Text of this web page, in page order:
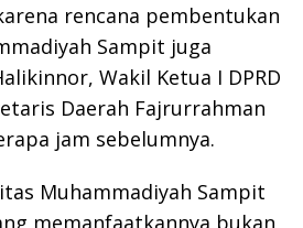
rencana pembentukan
Sampit juga
Wakil Ketua I DPRD
Daerah Fajrurrahman
jam sebelumnya.
Muhammadiyah Sampit
memanfaatkannya bukan